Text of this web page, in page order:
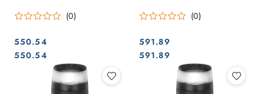
(0)
Cena:
550.54
Cena:
550.54
(0)
Cena:
591.89
Cena:
591.89